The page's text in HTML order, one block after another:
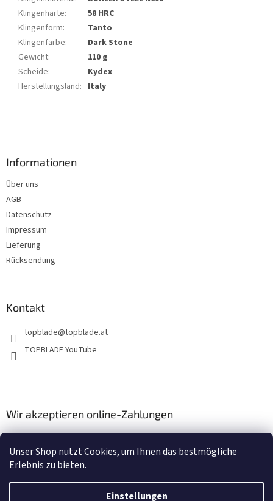
Unser Shop nutzt Cookies, um Ihnen das bestmögliche
Erlebnis zu bieten.
Einstellungen
Klingenhärte:
58 HRC
Klingenform:
Tanto
Klingenfarbe:
Dark Stone
Gewicht:
110 g
Scheide:
Kydex
Herstellungsland: Italy
Informationen
Über uns
AGB
Datenschutz
Impressum
Lieferung
Rücksendung
Kontakt
topblade@topblade.at
TOPBLADE YouTube
Wir akzeptieren online-Zahlungen